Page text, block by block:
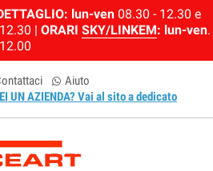
lun-ven 08.30 - 12.30 e
| ORARI SKY/LINKEM: lun-ven.
Aiuto
UN AZIENDA? Vai al sito a dedicato